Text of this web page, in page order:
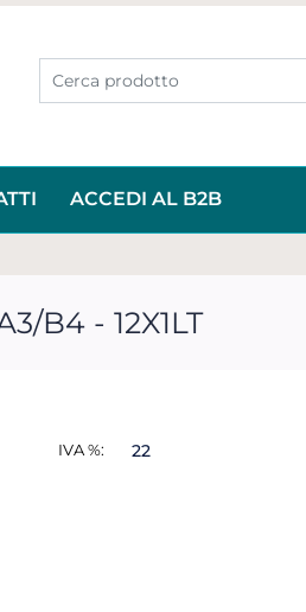
ACCEDI AL B2B
B4 - 12X1LT
IVA %: 22